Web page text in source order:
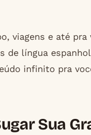
viagens e até
de língua
infinito pra
Sua